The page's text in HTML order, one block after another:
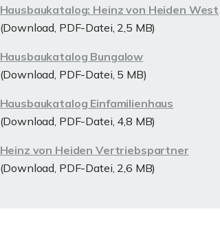
Hausbaukatalog: Heinz von Heiden West
(Download, PDF-Datei, 2,5 MB)
Hausbaukatalog Bungalow
(Download, PDF-Datei, 5 MB)
Hausbaukatalog Einfamilienhaus
(Download, PDF-Datei, 4,8 MB)
Heinz von Heiden Vertriebspartner
(Download, PDF-Datei, 2,6 MB)